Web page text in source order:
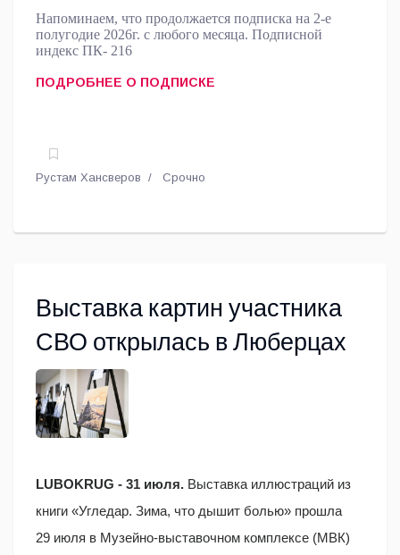
Напоминаем, что продолжается подписка на 2-е
полугодие 2026г. с любого месяца. Подписной
индекс ПК- 216
ПОДРОБНЕЕ О ПОДПИСКЕ
Рустам Хансверов Срочно
Выставка картин участника
СВО открылась в Люберцах
LUBOKRUG - 31 июля. Выставка иллюстраций из
книги «Угледар. Зима, что дышит болью» прошла
29 июля в Музейно-выставочном комплексе (МВК)